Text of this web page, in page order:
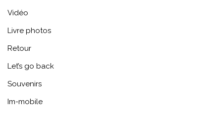
Vidéo
Livre photos
Retour
Let’s go back
Souvenirs
Im-mobile